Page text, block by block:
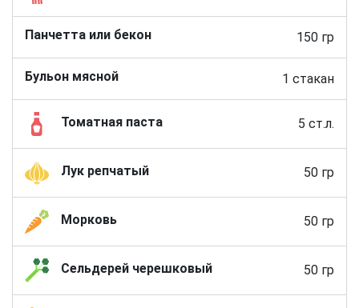
Панчетта или бекон 150 гр
Бульон мясной 1 стакан
Томатная паста 5 cт.л.
Лук репчатый 50 гр
Морковь 50 гр
Сельдерей черешковый 50 гр